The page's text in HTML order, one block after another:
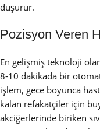
düşürür.
Pozisyon Veren
En gelişmiş teknoloji
8-10 dakikada bir
işlem, gece boyunca
kalan refakatçiler için
akciğerlerinde biriken